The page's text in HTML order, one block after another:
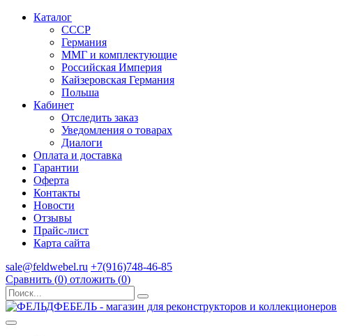
Каталог
СССР
Германия
ММГ и комплектующие
Российская Империя
Кайзеровская Германия
Польша
Кабинет
Отследить заказ
Уведомления о товарах
Диалоги
Оплата и доставка
Гарантии
Оферта
Контакты
Новости
Отзывы
Прайс-лист
Карта сайта
sale@feldwebel.ru +7(916)748-46-85
Сравнить (0) отложить (0)